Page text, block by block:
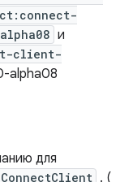
и
client-
alpha08
для
. (